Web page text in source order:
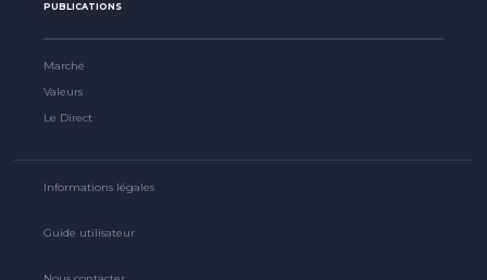
PUBLICATIONS
Marché
Valeurs
Le Direct
Informations légales
Guide utilisateur